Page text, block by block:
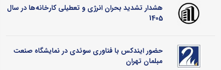
هشدار تشدید بحران انرژی و تعطیلی کارخانه‌ها در سال
1405
حضور ایندکس با فناوری سوئدی در نمایشگاه صنعت
مبلمان تهران